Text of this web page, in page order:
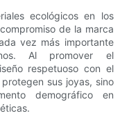
ecológicos en los
de la marca
vez más importante
Al promover el
respetuoso con el
sus joyas, sino
demográfico en